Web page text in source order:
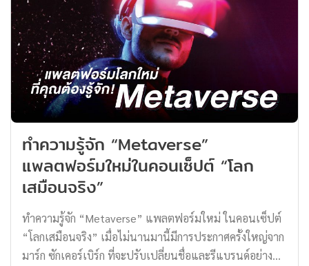
ประเพณี วัฒนธรรมที่แตกต่างกันออกไป ทำให้มีการแสดง
ความรักในรูปแบบต่าง ๆ ที่ไม่เหมือนกันในวันวาเลนไทน์
วันนี้ทาง Thomas Thailand จะพาไปดูวัฒนธรรมการบอกรัก
ในวันวาเลนไทน์สุดคูลของแต่ละประเทศทั่วทุกมุมโลก ที่
บอกเลยว่ามีเอกลักษณ์ และความน่ารักสุด ๆ จะมีประเทศ
ไหนบ้าง ตามมาดูกันเลยครับ ‘ประเทศเกาหลี’ กับวัน
วาเลนไทน์ ที่ไม่ได้มีแค่ 14 กุมภาพันธ์ ประเทศเกาหลีเป็น
อีกหนึ่งประเทศที่ชื่นชอบ และตื่นเต้นกับวันแห่งความรักนี้
มาก ๆ แต่รู้หรือไม่ว่า วันแห่งความรักของคนเกาหลีนั้นไม่ได้
มีแค่ 14 กุมภาพันธ์แค่วันเดียว เพราะคนเกาหลีจะมีอีเวนต์
เกี่ยวกับความรักในทุก ๆ วันที่ […]
ทำความรู้จัก “Metaverse”
แพลตฟอร์มใหม่ในคอนเซ็ปต์ “โลก
เสมือนจริง”
ทำความรู้จัก “Metaverse” แพลตฟอร์มใหม่ ในคอนเซ็ปต์
“โลกเสมือนจริง” เมื่อไม่นานมานี้มีการประกาศครั้งใหญ่จาก
มาร์ก ซักเคอร์เบิร์ก ที่จะปรับเปลี่ยนชื่อและรีแบรนด์อย่าง